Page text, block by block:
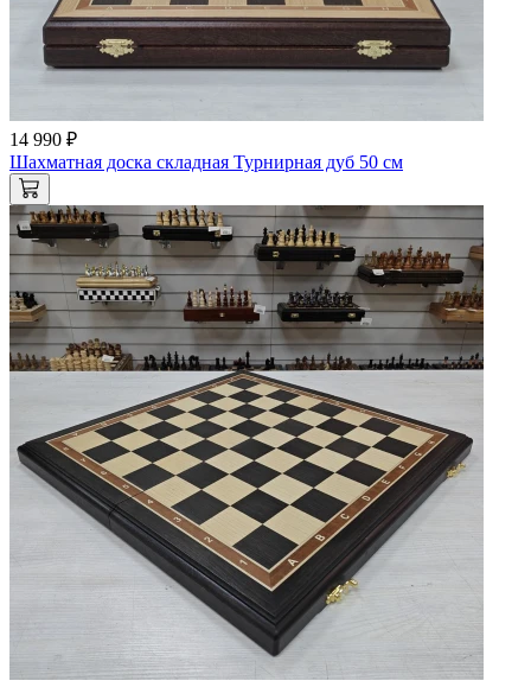
14 990 ₽
Шахматная доска складная Турнирная дуб 50 см